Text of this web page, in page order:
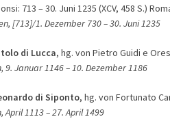
713 – 30. Juni 1235 (XCV, 458 S.)
[713]/1. Dezember 730– 30. Juni 1235
di Lucca, hg. von Pietro Guidi e
9. Januar 1146– 10. Dezember 1186
di Siponto, hg. von Fortunato
April 1113–27. April 1499